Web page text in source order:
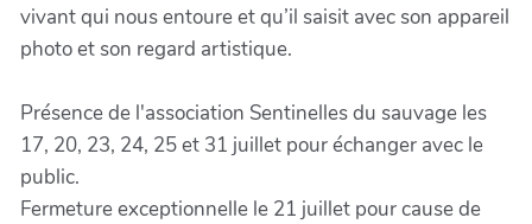
vivant qui nous entoure et qu’il saisit avec son appareil
photo et son regard artistique.
Présence de l'association Sentinelles du sauvage les
17, 20, 23, 24, 25 et 31 juillet pour échanger avec le
public.
Fermeture exceptionnelle le 21 juillet pour cause de